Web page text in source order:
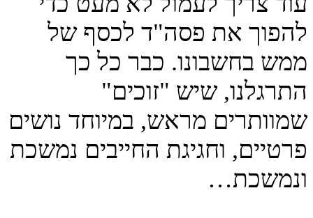
להפוך את פסה"ד לכסף של
ממש בחשבונו. כבר כל כך
התרגלנו, שיש "זוכים"
שמוותרים מראש, במיוחד נושים
פרטיים, וחגיגת החייבים נמשכת
ונמשכת…